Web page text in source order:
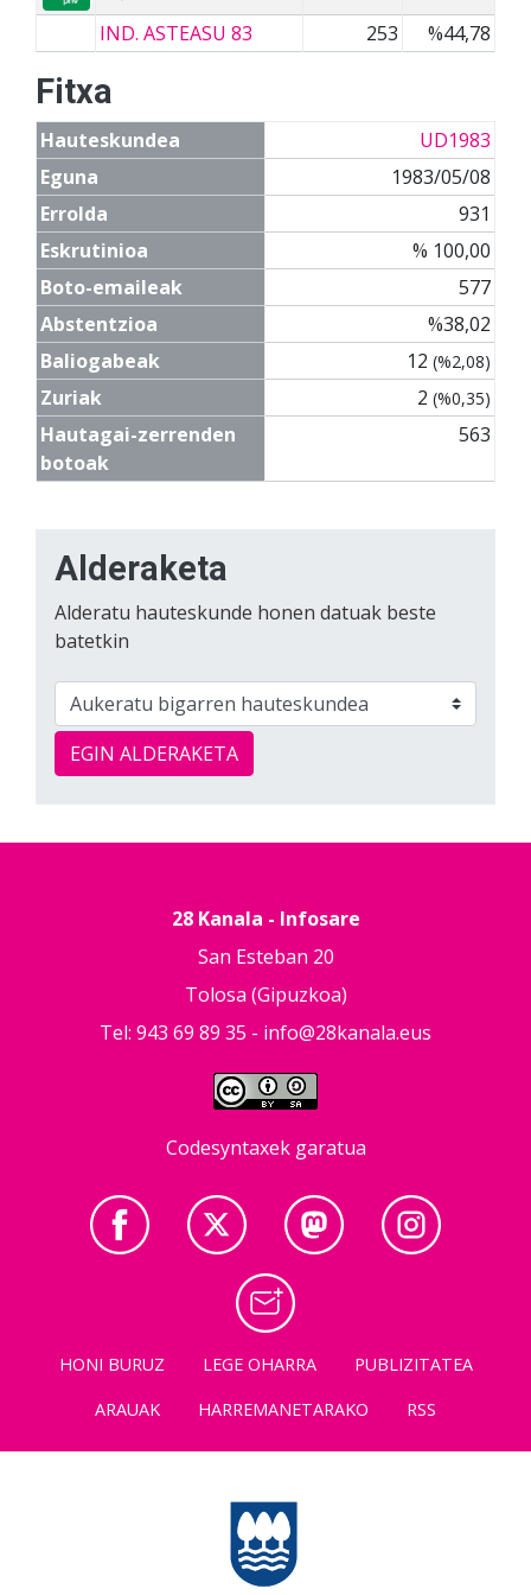
IND. ASTEASU 83
253 %44,78
Fitxa
Hauteskundea
UD1983
Eguna
1983/05/08
Errolda
931
Eskrutinioa
% 100,00
Boto-emaileak
577
Abstentzioa
%38,02
Baliogabeak
12 (%2,08)
Zuriak 2 (%0,35)
Hautagai-zerrenden
botoak
563
Alderaketa
Alderatu hauteskunde honen datuak beste
batetkin
EGIN ALDERAKETA
28 Kanala - Infosare
San Esteban 20
Tolosa (Gipuzkoa)
Tel: 943 69 89 35 - info@28kanala.eus
Codesyntaxek garatua
HONI BURUZ LEGE OHARRA
PUBLIZITATEA
ARAUAK
HARREMANETARAKO RSS